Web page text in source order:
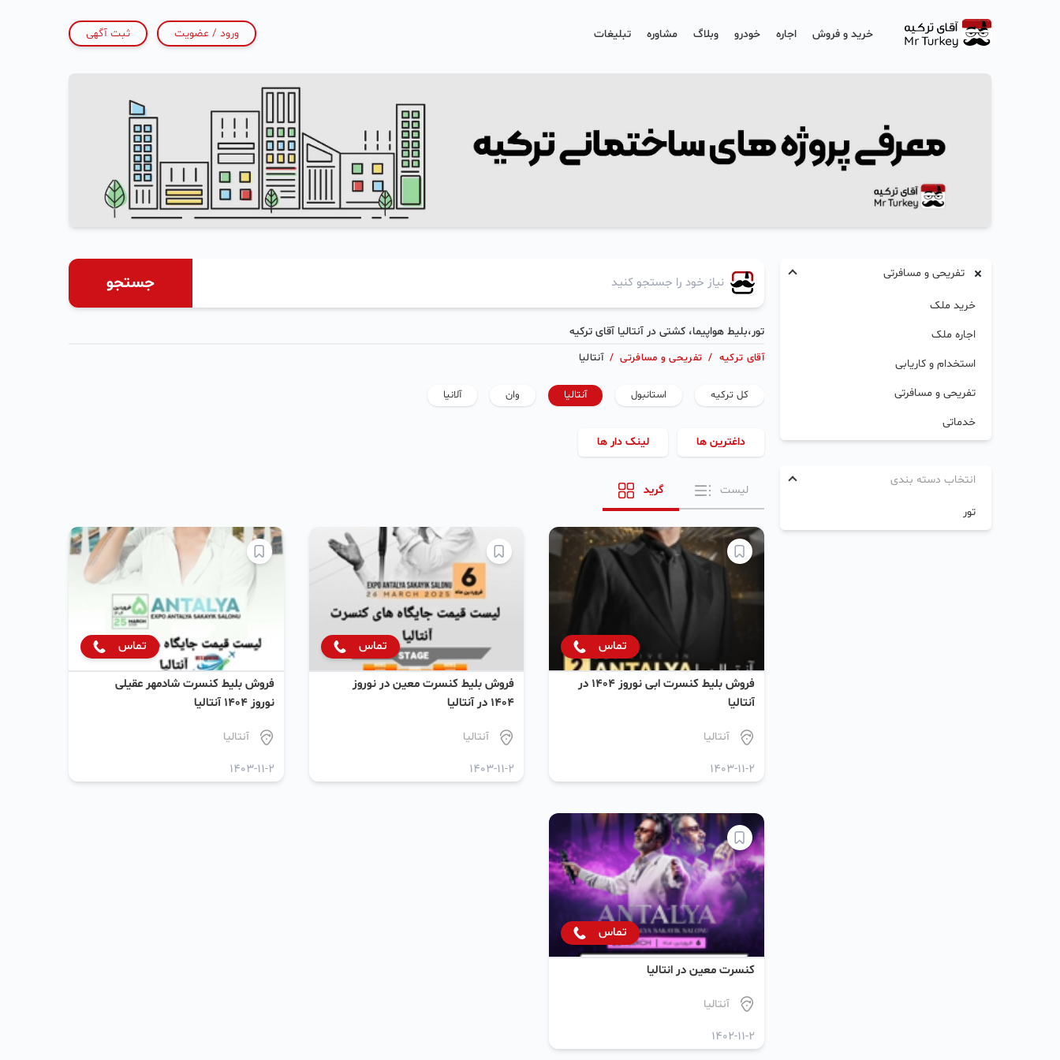
خرید و فروش اجاره خودرو وبلاگ مشاوره تبلیغات ورود / عضویت ثبت آگهی
تفریحی و مسافرتی
خرید ملک
اجاره ملک
استخدام و کاریابی
تفریحی و مسافرتی
خدماتی
انتخاب دسته بندی
تور
جستجو
تور،بلیط هواپیما، کشتی در آنتالیا آقای ترکیه
آقای ترکیه / تفریحی و مسافرتی / آنتالیا
کل ترکیه استانبول آنتالیا وان آلانیا
داغترین ها لینک دار ها
لیست گرید
تماس
فروش بلیط کنسرت ابی نوروز ۱۴۰۴ در
آنتالیا
آنتالیا
1403-11-2
تماس
فروش بلیط کنسرت معین در نوروز
۱۴۰۴ در آنتالیا
آنتالیا
1403-11-2
تماس
فروش بلیط کنسرت شادمهر عقیلی
نوروز ۱۴۰۴ آنتالیا
آنتالیا
1403-11-2
تماس
کنسرت معین در انتالیا
آنتالیا
1402-11-2